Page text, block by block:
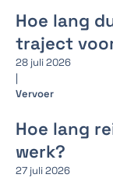
Hoe lang
traject
28 juli 2026
|
Vervoer
Hoe lang
werk?
27 juli 2026